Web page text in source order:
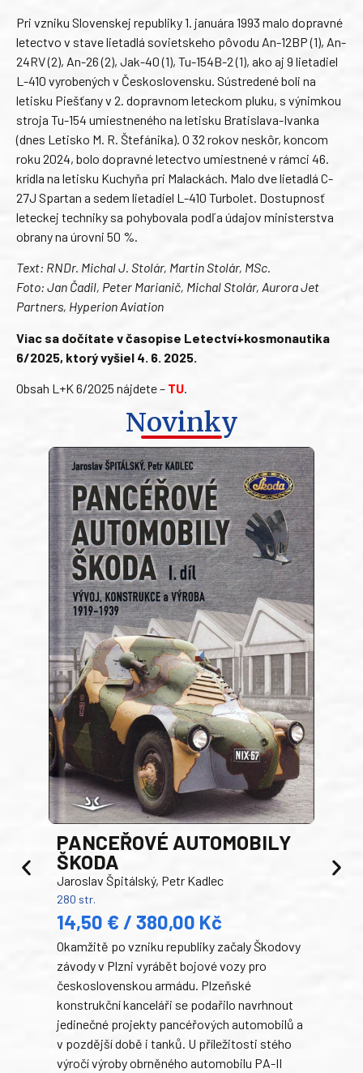
Pri vzniku Slovenskej republiky 1. januára 1993 malo dopravné
letectvo v stave lietadlá sovietskeho pôvodu An-12BP (1), An-
24RV (2), An-26 (2), Jak-40 (1), Tu-154B-2 (1), ako aj 9 lietadiel
L-410 vyrobených v Československu. Sústredené boli na
letisku Piešťany v 2. dopravnom leteckom pluku, s výnimkou
stroja Tu-154 umiestneného na letisku Bratislava-Ivanka
(dnes Letisko M. R. Štefánika). O 32 rokov neskôr, koncom
roku 2024, bolo dopravné letectvo umiestnené v rámci 46.
krídla na letisku Kuchyňa pri Malackách. Malo dve lietadlá C-
27J Spartan a sedem lietadiel L-410 Turbolet. Dostupnosť
leteckej techniky sa pohybovala podľa údajov ministerstva
obrany na úrovni 50 %.
Text: RNDr. Michal J. Stolár, Martin Stolár, MSc.
Foto: Jan Čadil, Peter Marianič, Michal Stolár, Aurora Jet
Partners, Hyperion Aviation
Viac sa dočítate v časopise Letectví+kosmonautika
6/2025, ktorý vyšiel 4. 6. 2025.
Obsah L+K 6/2025 nájdete – TU.
Novinky
PANCEŘOVÉ AUTOMOBILY
ŠKODA
Jaroslav Špitálský, Petr Kadlec
280 str.
14,50 € / 380,00 Kč
Okamžitě po vzniku republiky začaly Škodovy
závody v Plzni vyrábět bojové vozy pro
československou armádu. Plzeňské
konstrukční kanceláři se podařilo navrhnout
jedinečné projekty pancéřových automobilů a
v pozdější době i tanků. U příležitosti stého
výročí výroby obrněného automobilu PA-II